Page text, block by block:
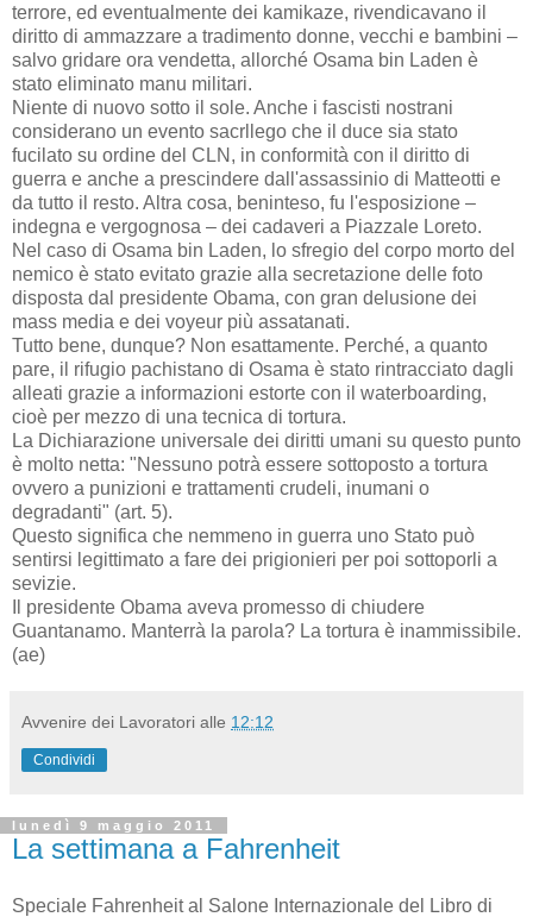
terrore, ed eventualmente dei kamikaze, rivendicavano il
diritto di ammazzare a tradimento donne, vecchi e bambini –
salvo gridare ora vendetta, allorché Osama bin Laden è
stato eliminato manu militari.
Niente di nuovo sotto il sole. Anche i fascisti nostrani
considerano un evento sacrllego che il duce sia stato
fucilato su ordine del CLN, in conformità con il diritto di
guerra e anche a prescindere dall'assassinio di Matteotti e
da tutto il resto. Altra cosa, beninteso, fu l'esposizione –
indegna e vergognosa – dei cadaveri a Piazzale Loreto.
Nel caso di Osama bin Laden, lo sfregio del corpo morto del
nemico è stato evitato grazie alla secretazione delle foto
disposta dal presidente Obama, con gran delusione dei
mass media e dei voyeur più assatanati.
Tutto bene, dunque? Non esattamente. Perché, a quanto
pare, il rifugio pachistano di Osama è stato rintracciato dagli
alleati grazie a informazioni estorte con il waterboarding,
cioè per mezzo di una tecnica di tortura.
La Dichiarazione universale dei diritti umani su questo punto
è molto netta: "Nessuno potrà essere sottoposto a tortura
ovvero a punizioni e trattamenti crudeli, inumani o
degradanti" (art. 5).
Questo significa che nemmeno in guerra uno Stato può
sentirsi legittimato a fare dei prigionieri per poi sottoporli a
sevizie.
Il presidente Obama aveva promesso di chiudere
Guantanamo. Manterrà la parola? La tortura è inammissibile.
(ae)
Avvenire dei Lavoratori alle 12:12
Condividi
lunedì 9 maggio 2011
La settimana a Fahrenheit
Speciale Fahrenheit al Salone Internazionale del Libro di